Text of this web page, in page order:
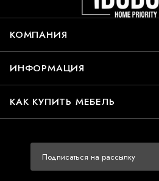
КОМПАНИЯ
ИНФОРМАЦИЯ
КАК КУПИТЬ МЕБЕЛЬ
Подписаться на рассылку